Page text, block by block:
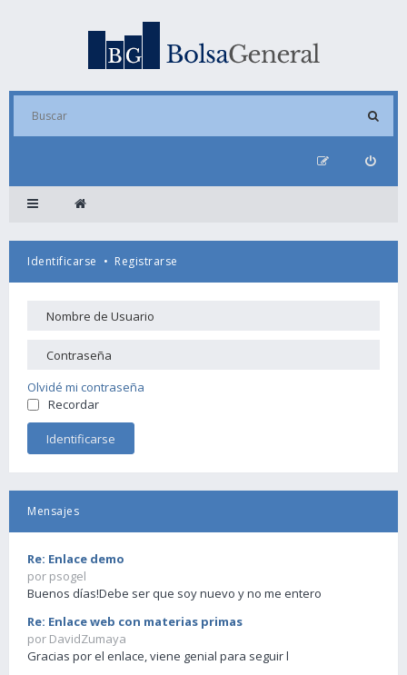
Identificarse • Registrarse
Olvidé mi contraseña
Recordar
Mensajes
Re: Enlace demo
por psogel
Buenos días!Debe ser que soy nuevo y no me entero
Re: Enlace web con materias primas
por DavidZumaya
Gracias por el enlace, viene genial para seguir l